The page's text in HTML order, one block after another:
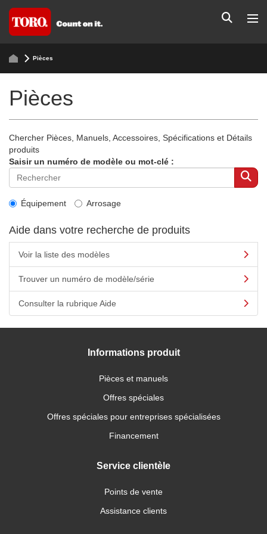
Pièces
Pièces
Chercher Pièces, Manuels, Accessoires, Spécifications et Détails
produits
Saisir un numéro de modèle ou mot-clé :
Équipement Arrosage
Aide dans votre recherche de produits
Voir la liste des modèles
Trouver un numéro de modèle/série
Consulter la rubrique Aide
Informations produit
Pièces et manuels
Offres spéciales
Offres spéciales pour entreprises spécialisées
Financement
Service clientèle
Points de vente
Assistance clients